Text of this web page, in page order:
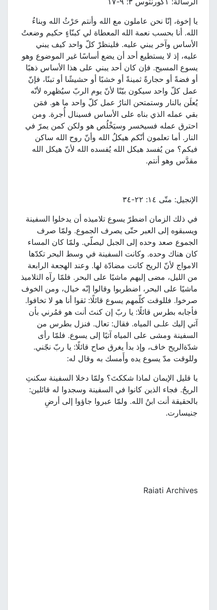
يا إخوة، إنّا نحن عاملون مع الله وأنتم حَرْثُ الله وبناءُ
الله. أنا بحسب نعمة الله المعطاة لي كبنّاءٍ حكيم وضعتُ
الأساس وآخر يبني عليه. فلينظرْ كلّ واحد كيف يبني
عليه، إذ لا يستطيع أحد أن يضع أساسًا غير الموضوع وهو
يسوع المسيح. فإن كان أحد يبني على هذا الأساس ذهبًا
أو فضةً أو حجارةً ثمينةً أو خشبًا أو حشيشًا أو تبنًا، فإنّ
عمل كلّ واحد سيكون بيّنًا لأنّ يوم الربّ سيُظهره لأنّه
يُعلَن بالنار وستمتحن النارُ عمل كلّ واحد ما هو. فمَن
بقي عمله الذي بناه على الأساس فسينال أُجرة. ومن
احترق عمله فسيخسر وسيَخْلُص هو ولكن كمن يمرّ في
النار. أما تعلمون أنّكم هيكلُ الله وأنّ روح الله ساكن
فيكم؟ من يُفسد هيكل الله يُفسده الله لأنّ هيكل الله
مقدَّس وهو أنتم.
الإنجيل: متّى ١٤: ٢٢-٣٤
في ذلك الزمان اضطرّ يسوع تلاميذه أن يدخلوا السفينة
ويسبقوه إلى العبر حتّى يصرف الجموع. ولمّا صرف
الجموع صعد وحده إلى الجبل ليصلّي. ولمّا كان المساء
كان هناك وحده. وكانت السفينة في وسط البحر تكدّها
الامواج لأنّ الريح كانت مضادّة لها. وعند الهجعة الرابعة
من الليل، مضى إليهم ماشيًا على البحر. فلمّا رآه التلاميذ
ماشيًا على البحر، اضطربوا وقالوا إنّه خيال، ومن الخوف
صرخوا. فللوقت كلّمهم يسوع قائلًا: ثقوا أنا هو لا تخافوا.
فأجابه بطرس قائلًا: يا ربّ إن كنتَ أنت هو فمُرني بأن
آتي إليك علـى المياه. فقال: تعال. فنزل بطرس من
السفينة ومشى على المياه آتيًا إلى يسوع. فلمّا رأى
شدّةالريح خاف، وإذ بدأ يغرق صاح قائلًا: يا ربّ نجّني.
وللوقت مدّ يسوع يده وأَمسك به وقال له:
يا قليل الإيمان لماذا شككتَ؟ ولمّا دخلا السفينة سكنتِ
الريحُ. فجاء الذين كانوا في السفينة وسجدوا له قائلين:
بالحقيقة أنت ابنُ الله. ولمّا عبروا جاؤوا إلى أرضِ
جنيسارت.
Raiati Archives